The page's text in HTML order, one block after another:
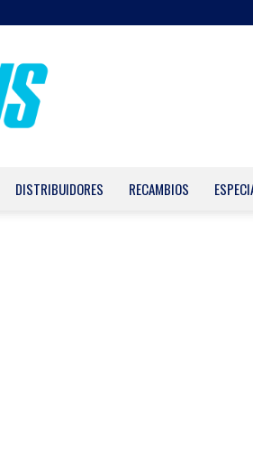
DISTRIBUIDORES RECAMBIOS